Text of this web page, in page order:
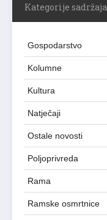
Kategorije sadržaja
Gospodarstvo
Kolumne
Kultura
Natječaji
Ostale novosti
Poljoprivreda
Rama
Ramske osmrtnice